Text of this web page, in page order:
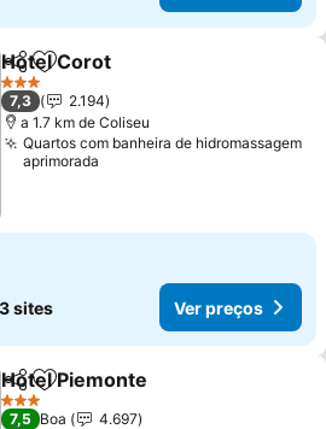
PartilharAdicionar aos favoritos
Hotel Corot
3 Estrelas
7,3
2.194
a 1.7 km de Coliseu
Quartos com banheira de hidromassagem
aprimorada
sites Ver preços
PartilharAdicionar aos favoritos
Hotel Piemonte
3 Estrelas
7,5 Boa
4.697